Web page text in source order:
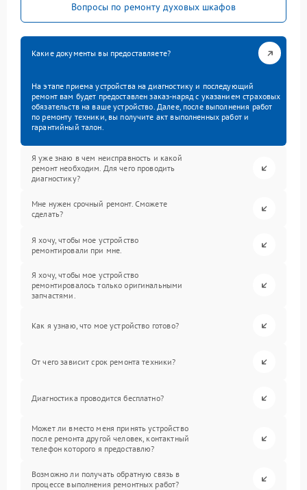
Вопросы по ремонту духовых шкафов
Какие документы вы предоставляете?
На этапе приема устройства на диагностику и последующий
ремонт вам будет предоставлен заказ-наряд с указанием страховых
обязательств на ваше устройство. Далее, после выполнения работ
по ремонту техники, вы получите акт выполненных работ и
гарантийный талон.
Я уже знаю в чем неисправность и какой
ремонт необходим. Для чего проводить
диагностику?
Мне нужен срочный ремонт. Сможете
сделать?
Я хочу, чтобы мое устройство
ремонтировали при мне.
Я хочу, чтобы мое устройство
ремонтировалось только оригинальными
запчастями.
Как я узнаю, что мое устройство готово?
От чего зависит срок ремонта техники?
Диагностика проводится бесплатно?
Может ли вместо меня принять устройство
после ремонта другой человек, контактный
телефон которого я предоставлю?
Возможно ли получать обратную связь в
процессе выполнения ремонтных работ?